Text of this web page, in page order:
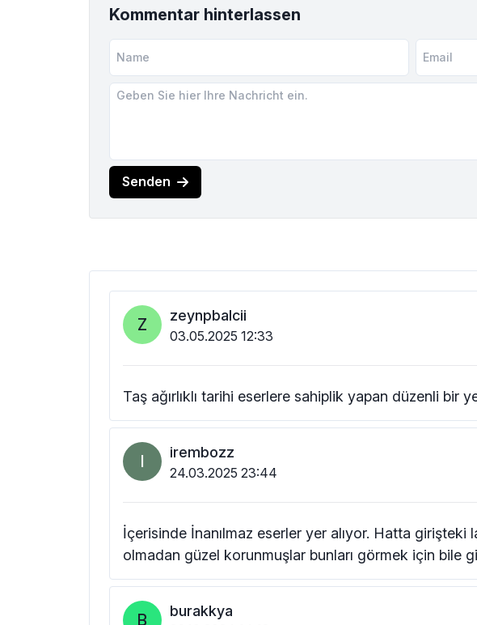
Kommentar hinterlassen
Senden
Z zeynpbalcii
03.05.2025 12:33
Taş ağırlıklı tarihi eserlere sahiplik yapan düzenli bir
I irembozz
24.03.2025 23:44
İçerisinde İnanılmaz eserler yer alıyor. Hatta
olmadan güzel korunmuşlar bunları görmek için bile
B burakkya